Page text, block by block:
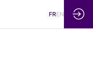
FREN